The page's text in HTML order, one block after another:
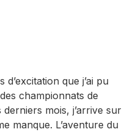
que j’ai pu
championnats de
mois, j’arrive sur
manque. L’aventure du